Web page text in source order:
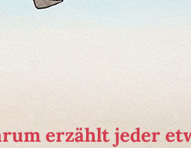
erzählt jeder